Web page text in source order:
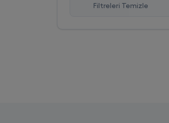
En Çok Favorilenen
Filtreleri Temizle